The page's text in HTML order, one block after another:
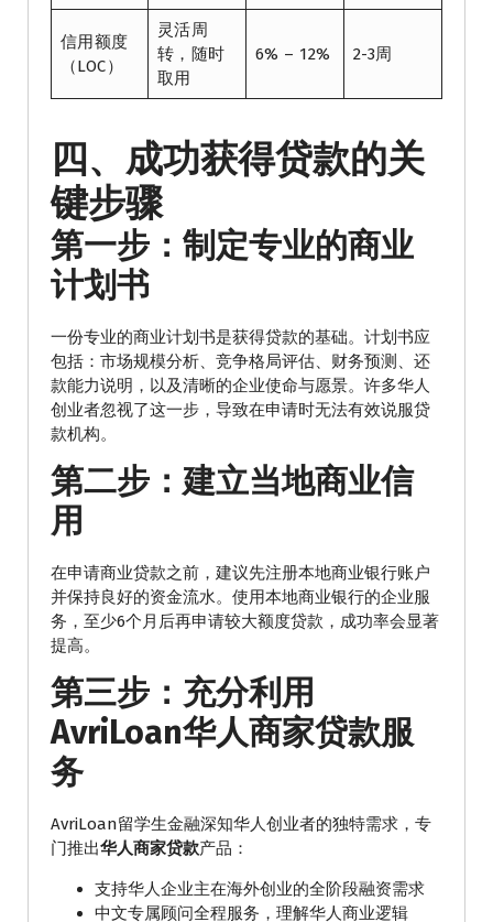
信用额度
（LOC）
灵活周
转，随时
取用
6% – 12% 2-3周
四、成功获得贷款的关
键步骤
第一步：制定专业的商业
计划书
一份专业的商业计划书是获得贷款的基础。计划书应
包括：市场规模分析、竞争格局评估、财务预测、还
款能力说明，以及清晰的企业使命与愿景。许多华人
创业者忽视了这一步，导致在申请时无法有效说服贷
款机构。
第二步：建立当地商业信
用
在申请商业贷款之前，建议先注册本地商业银行账户
并保持良好的资金流水。使用本地商业银行的企业服
务，至少6个月后再申请较大额度贷款，成功率会显著
提高。
第三步：充分利用
AvriLoan华人商家贷款服
务
AvriLoan留学生金融深知华人创业者的独特需求，专
门推出华人商家贷款产品：
支持华人企业主在海外创业的全阶段融资需求
中文专属顾问全程服务，理解华人商业逻辑